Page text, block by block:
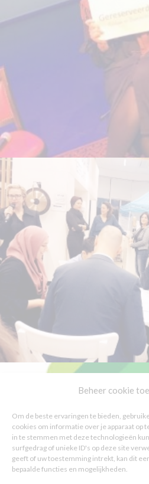
Beheer cookie
Om de beste ervaringen te bieden,
cookies om informatie over je apparaat op
in te stemmen met deze technologieën
surfgedrag of unieke ID's op deze site
geeft of uw toestemming intrekt, kan dit
bepaalde functies en mogelijkheden.